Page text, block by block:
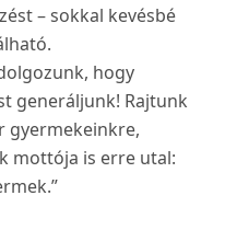
– sokkal kevésbé
hogy
generáljunk! Rajtunk
gyermekeinkre,
mottója is erre utal: